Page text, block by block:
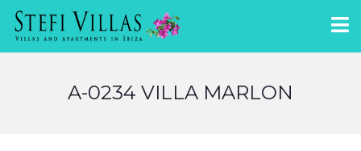
A-0234 VILLA MARLON